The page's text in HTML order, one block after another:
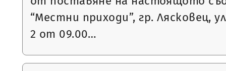
“Местни приходи”, гр. Лясковец,
2 от 09.00…